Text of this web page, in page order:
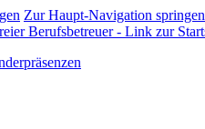
Zur Haupt-Navigation springen